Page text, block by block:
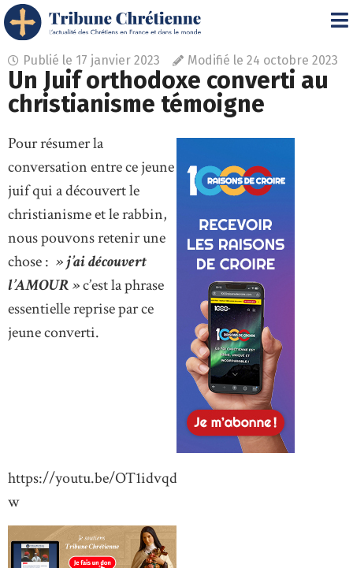
Publié le 17 janvier 2023 Modifié le 24 octobre 2023
Un Juif orthodoxe converti au
christianisme témoigne
Pour résumer la
conversation entre ce jeune
juif qui a découvert le
christianisme et le rabbin,
nous pouvons retenir une
chose : » j’ai découvert
l’AMOUR »c’est la phrase
essentielle reprise par ce
jeune converti.
https://youtu.be/OT1idvqdAb
w